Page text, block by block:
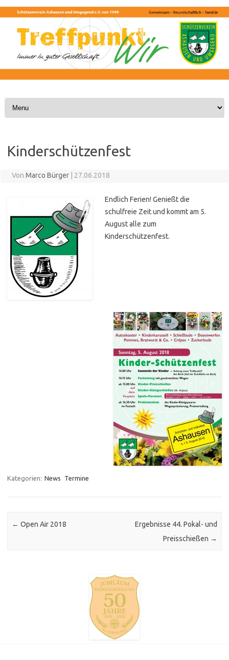
Skip to content
Kinderschützenfest
Von Marco Bürger 27.06.2018
Endlich Ferien! Genießt die
schulfreie Zeit und kommt am 5.
August alle zum
Kinderschützenfest.
Kategorien: News Termine
Post navigation
← Open Air 2018
Ergebnisse 44. Pokal- und
Preisschießen →